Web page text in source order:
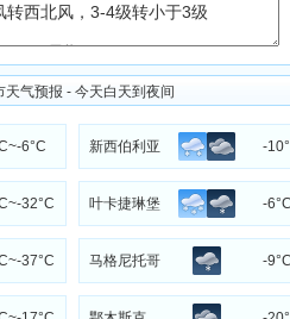
气预报 - 今天白天到夜间
6°C 新西伯利亚 -
32°C 叶卡捷琳堡 -
37°C 马格尼托哥 -